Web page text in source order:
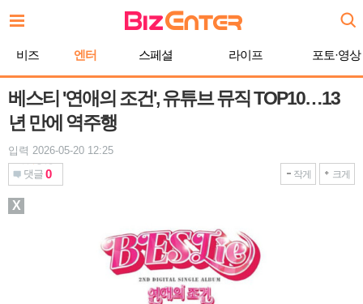
문
기
비즈 엔터 스페셜 라이프 포토·영상
베스티 '연애의 조건', 유튜브 뮤직 TOP10…13
년 만에 역주행
입력 2026-05-20 12:25
댓글 0 작게 크게
X